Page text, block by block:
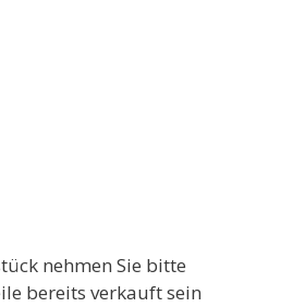
nehmen Sie bitte
bereits verkauft sein